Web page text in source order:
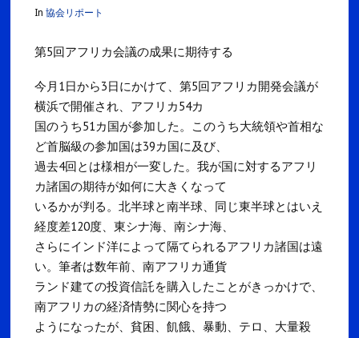
In協会リポート
第5回アフリカ会議の成果に期待する
今月1日から3日にかけて、第5回アフリカ開発会議が
横浜で開催され、アフリカ54カ
国のうち51カ国が参加した。このうち大統領や首相な
ど首脳級の参加国は39カ国に及び、
過去4回とは様相が一変した。我が国に対するアフリ
カ諸国の期待が如何に大きくなって
いるかが判る。北半球と南半球、同じ東半球とはいえ
経度差120度、東シナ海、南シナ海、
さらにインド洋によって隔てられるアフリカ諸国は遠
い。筆者は数年前、南アフリカ通貨
ランド建ての投資信託を購入したことがきっかけで、
南アフリカの経済情勢に関心を持つ
ようになったが、貧困、飢餓、暴動、テロ、大量殺